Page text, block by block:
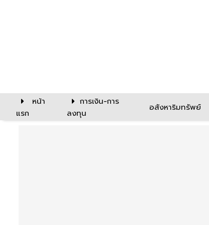
หน้า
แรก
การเงิน-การ
ลงทุน
อสังหาริมทรัพย์